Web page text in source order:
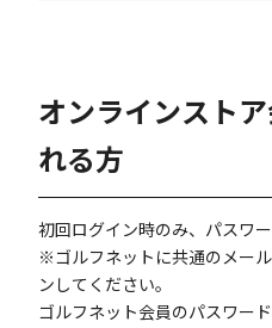
オンラインスト
れる方
初回ログイン時のみ、パスワ
※ゴルフネットに共通のメー
ンしてください。
ゴルフネット会員のパスワー